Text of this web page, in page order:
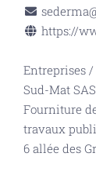
https://
Entreprises /
Sud-Mat SAS
Fourniture
travaux
6 allée des